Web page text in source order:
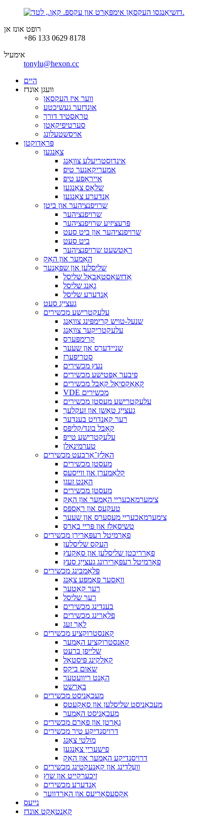
רופט אונז אן
+86 133 0629 8178
אימעיל
tonylu@hexon.cc
היים
וועגן אונדז
ווער איז העקסאן
אונדזער געשיכטע
טראַסטיד דורך
סערטיפיקאַטן
אויסשטעלונג
פּראָדוקטן
צאַנגען
אינדוסטריעלע צוואַנג
אמעריקאנער טיפ
אייראָפּע טיפּ
שלאָס צאַנגען
אַנדערע צאַנגען
שרויפנציהער און ביטן
שרויפנציהער
פּרעציזיע שרויפנציהער
שרויפנציהער און ביט סעט
ביט סעט
ראַטשעט שרויפנציהער
האַמער און האַק
שליסלען און שפּאַנער
אַדזשאַסטאַבאַל שליסל
גאַנג שליסל
אַנדערע שליסל
געצייַג סעט
עלעקטרישע מכשירים
שנעל-טויש קרימפּינג צוואַנג
עלעקטריקער צוואַנג
קרימפּערס
שניידערס און שעער
סטריפּערז
נעץ מכשירים
פיבער אָפּטישע מכשירים
קאָאַקסיאַל קאַבל מכשירים
VDE מכשירים
עלעקטרישע מעסטן מכשירים
געצייַג טאַשן און זעקלעך
רער קאַנדויט בענדער
קאַבל בונד/קליפּס
עלעקטרישע טייפּ
טערמינאַלן
האָלץ־אַרבעט מכשירים
מעסטן מכשירים
קלאַמערן און ווייסעס
האַנט זעגן
מעסטן מכשירים
צימערמאכעריי האַמער און האַק
טעקעס און ראַספּס
צימערמאכעריי מעסערס און שעער
טשיסאַלז און פּריי באַרס
פאָרמיטל רעפּאַרירן מכשירים
העקס שליסלען
פאַרריכטן שליסלען און סאָקעץ
פאָרמיטל רעפּאַרירונג געצייַג סעץ
פּלאַמבינג מכשירים
וואַסער פּאָמפּע צאַנג
רער קאַטער
רער שליסל
בענדינג מכשירים
פלאַרינג מכשירים
לאָך זעג
קאנסטרוקציע מכשירים
קאנסטרוקציע האַמער
שלייפן ברעט
קאַלקינג פּיסטאָל
שאום ביקס
האַנט ריוועטער
באַרשט
מעכאַניסט מכשירים
מעכאַניסט שליסלען און סאָקעטס
מעכאַניסט האַמער
גאָרטן און פאַרם מכשירים
דרויסנדיקע טיר מכשירים
מולטי צאַנג
פישערייַ צאַנגען
דרויסנדיקע האַמער און האַק
וועַלדינג און קאַנעקטינג מכשירים
זיכערקייט און שוץ
אַנדערע מכשירים
אַקסעסאָריעס און האַרדווער
נייעס
קאָנטאַקט אונדז